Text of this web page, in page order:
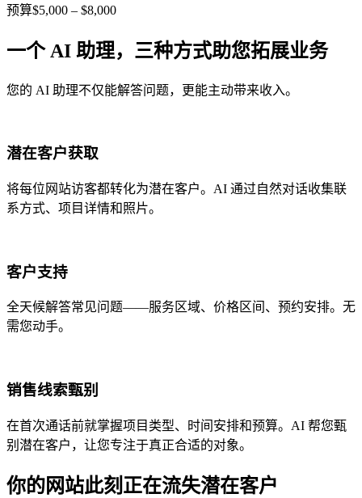
预算$5,000 – $8,000
一个 AI 助理，三种方式助您拓展业务
您的 AI 助理不仅能解答问题，更能主动带来收入。
潜在客户获取
将每位网站访客都转化为潜在客户。AI 通过自然对话收集联
系方式、项目详情和照片。
客户支持
全天候解答常见问题——服务区域、价格区间、预约安排。无
需您动手。
销售线索甄别
在首次通话前就掌握项目类型、时间安排和预算。AI 帮您甄
别潜在客户，让您专注于真正合适的对象。
你的网站此刻正在流失潜在客户